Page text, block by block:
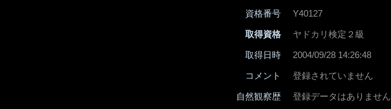
資格番号 Y40127
取得資格 ヤドカリ検定２級
取得日時 2004/09/28 14:26:48
コメント 登録されていません
自然観察歴 登録データはありません